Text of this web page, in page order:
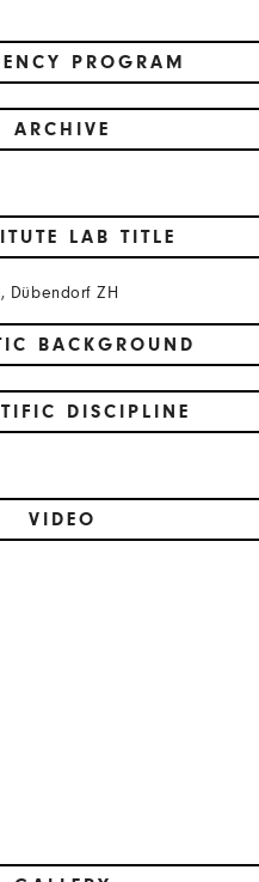
PROGRAM
ARCHIVE
LAB TITLE
Dübendorf ZH
BACKGROUND
DISCIPLINE
VIDEO